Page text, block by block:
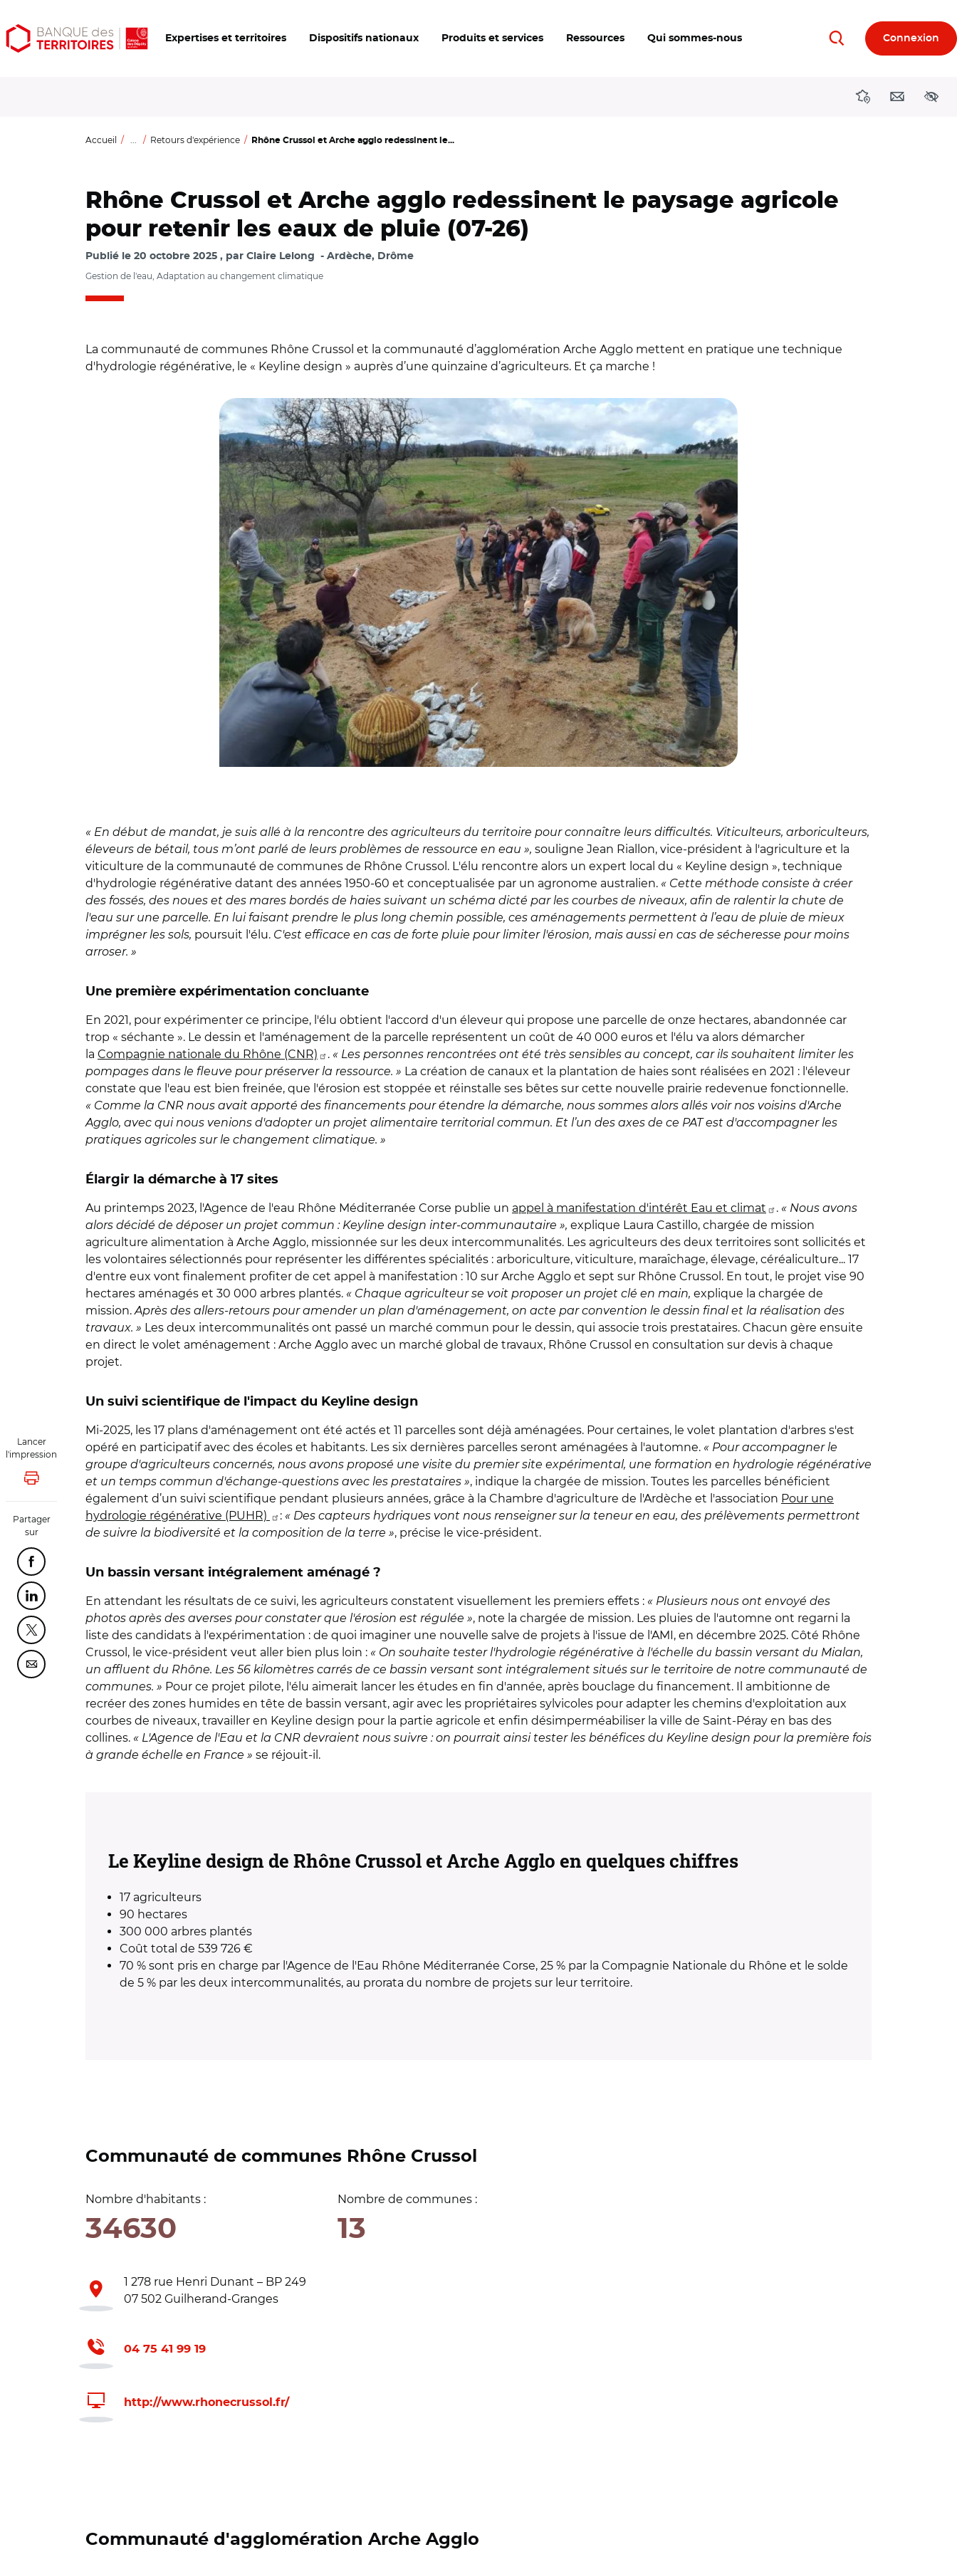
Aller
au
Aller
au
Ouvrir
les
Expertises et territoires Dispositifs nationaux Produits et services Ressources Qui sommes-nous RechercherConnexion
DirectionsContact
Accueil ... Retours d'expérience Rhône Crussol et Arche agglo redessinent le...
Rhône Crussol et Arche agglo redessinent le paysage agricole
pour retenir les eaux de pluie (07-26)
Publié le 20 octobre 2025 par Claire Lelong Ardèche, Drôme
Gestion de l'eau, Adaptation au changement climatique
Lancer
l'impression
Lancer l'impression
Partager
sur
Partager cette page sur Facebook
Partager cette page sur Linkedin
Partager cette page sur Twitter
Partager cette page sur Courriel
La communauté de communes Rhône Crussol et la communauté d’agglomération Arche Agglo mettent en pratique une technique
d'hydrologie régénérative, le « Keyline design » auprès d’une quinzaine d’agriculteurs. Et ça marche !
« En début de mandat, je suis allé à la rencontre des agriculteurs du territoire pour connaître leurs difficultés. Viticulteurs, arboriculteurs,
éleveurs de bétail, tous m’ont parlé de leurs problèmes de ressource en eau », souligne Jean Riallon, vice-président à l'agriculture et la
viticulture de la communauté de communes de Rhône Crussol. L'élu rencontre alors un expert local du « Keyline design », technique
d'hydrologie régénérative datant des années 1950-60 et conceptualisée par un agronome australien. « Cette méthode consiste à créer
des fossés, des noues et des mares bordés de haies suivant un schéma dicté par les courbes de niveaux, afin de ralentir la chute de
l'eau sur une parcelle. En lui faisant prendre le plus long chemin possible, ces aménagements permettent à l’eau de pluie de mieux
imprégner les sols, poursuit l'élu. C'est efficace en cas de forte pluie pour limiter l'érosion, mais aussi en cas de sécheresse pour moins
arroser. »
Une première expérimentation concluante
En 2021, pour expérimenter ce principe, l'élu obtient l'accord d'un éleveur qui propose une parcelle de onze hectares, abandonnée car
trop « séchante ». Le dessin et l'aménagement de la parcelle représentent un coût de 40 000 euros et l'élu va alors démarcher
la Compagnie nationale du Rhône (CNR) . « Les personnes rencontrées ont été très sensibles au concept, car ils souhaitent limiter les
pompages dans le fleuve pour préserver la ressource. » La création de canaux et la plantation de haies sont réalisées en 2021 : l'éleveur
constate que l'eau est bien freinée, que l'érosion est stoppée et réinstalle ses bêtes sur cette nouvelle prairie redevenue fonctionnelle.
« Comme la CNR nous avait apporté des financements pour étendre la démarche, nous sommes alors allés voir nos voisins d'Arche
Agglo, avec qui nous venions d'adopter un projet alimentaire territorial commun. Et l’un des axes de ce PAT est d'accompagner les
pratiques agricoles sur le changement climatique. »
Élargir la démarche à 17 sites
Au printemps 2023, l'Agence de l'eau Rhône Méditerranée Corse publie un appel à manifestation d'intérêt Eau et climat . « Nous avons
alors décidé de déposer un projet commun : Keyline design inter-communautaire », explique Laura Castillo, chargée de mission
agriculture alimentation à Arche Agglo, missionnée sur les deux intercommunalités. Les agriculteurs des deux territoires sont sollicités et
les volontaires sélectionnés pour représenter les différentes spécialités : arboriculture, viticulture, maraîchage, élevage, céréaliculture... 17
d'entre eux vont finalement profiter de cet appel à manifestation : 10 sur Arche Agglo et sept sur Rhône Crussol. En tout, le projet vise 90
hectares aménagés et 30 000 arbres plantés. « Chaque agriculteur se voit proposer un projet clé en main, explique la chargée de
mission.Après des allers-retours pour amender un plan d'aménagement, on acte par convention le dessin final et la réalisation des
travaux. » Les deux intercommunalités ont passé un marché commun pour le dessin, qui associe trois prestataires. Chacun gère ensuite
en direct le volet aménagement : Arche Agglo avec un marché global de travaux, Rhône Crussol en consultation sur devis à chaque
projet.
Un suivi scientifique de l'impact du Keyline design
Mi-2025, les 17 plans d'aménagement ont été actés et 11 parcelles sont déjà aménagées. Pour certaines, le volet plantation d'arbres s'est
opéré en participatif avec des écoles et habitants. Les six dernières parcelles seront aménagées à l'automne. « Pour accompagner le
groupe d'agriculteurs concernés, nous avons proposé une visite du premier site expérimental, une formation en hydrologie régénérative
et un temps commun d'échange-questions avec les prestataires », indique la chargée de mission. Toutes les parcelles bénéficient
également d’un suivi scientifique pendant plusieurs années, grâce à la Chambre d'agriculture de l'Ardèche et l'association Pour une
hydrologie régénérative (PUHR)
: « Des capteurs hydriques vont nous renseigner sur la teneur en eau, des prélèvements permettront
de suivre la biodiversité et la composition de la terre », précise le vice-président.
Un bassin versant intégralement aménagé ?
En attendant les résultats de ce suivi, les agriculteurs constatent visuellement les premiers effets : « Plusieurs nous ont envoyé des
photos après des averses pour constater que l'érosion est régulée », note la chargée de mission. Les pluies de l'automne ont regarni la
liste des candidats à l'expérimentation : de quoi imaginer une nouvelle salve de projets à l'issue de l'AMI, en décembre 2025. Côté Rhône
Crussol, le vice-président veut aller bien plus loin : « On souhaite tester l'hydrologie régénérative à l'échelle du bassin versant du Mialan,
un affluent du Rhône. Les 56 kilomètres carrés de ce bassin versant sont intégralement situés sur le territoire de notre communauté de
communes. » Pour ce projet pilote, l'élu aimerait lancer les études en fin d'année, après bouclage du financement. Il ambitionne de
recréer des zones humides en tête de bassin versant, agir avec les propriétaires sylvicoles pour adapter les chemins d'exploitation aux
courbes de niveaux, travailler en Keyline design pour la partie agricole et enfin désimperméabiliser la ville de Saint-Péray en bas des
collines. « L'Agence de l'Eau et la CNR devraient nous suivre : on pourrait ainsi tester les bénéfices du Keyline design pour la première fois
à grande échelle en France » se réjouit-il.
Le Keyline design de Rhône Crussol et Arche Agglo en quelques chiffres
17 agriculteurs
90 hectares
300 000 arbres plantés
Coût total de 539 726 €
70 % sont pris en charge par l'Agence de l'Eau Rhône Méditerranée Corse, 25 % par la Compagnie Nationale du Rhône et le solde
de 5 % par les deux intercommunalités, au prorata du nombre de projets sur leur territoire.
Communauté de communes Rhône Crussol
Nombre d'habitants :
34630
Nombre de communes :
13
1 278 rue Henri Dunant – BP 249
07 502 Guilherand-Granges
04 75 41 99 19
http://www.rhonecrussol.fr/
Communauté d'agglomération Arche Agglo